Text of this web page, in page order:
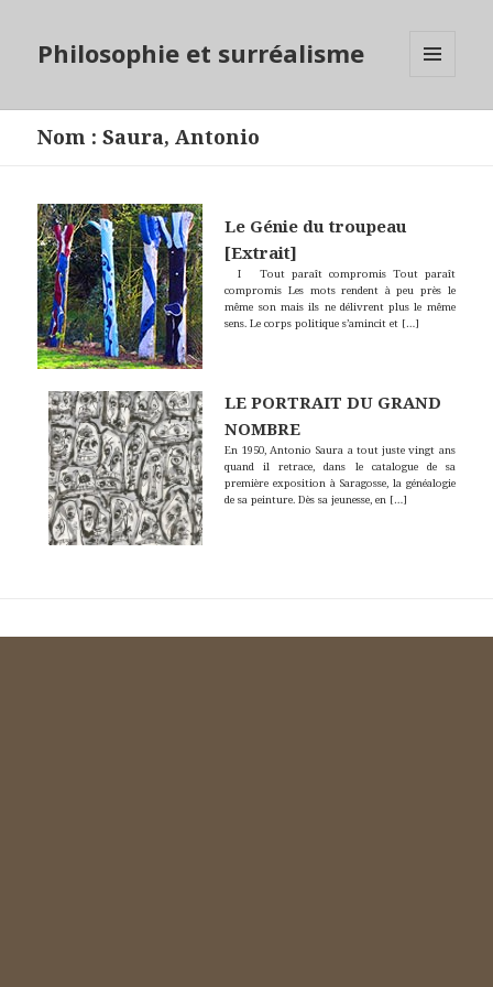
Philosophie et surréalisme
Nom :Saura, Antonio
Le Génie du troupeau
[Extrait]
I Tout paraît compromis Tout paraît
compromis Les mots rendent à peu près le
même son mais ils ne délivrent plus le même
sens. Le corps politique s’amincit et […]
LE PORTRAIT DU GRAND
NOMBRE
En 1950, Antonio Saura a tout juste vingt ans
quand il retrace, dans le catalogue de sa
première exposition à Saragosse, la généalogie
de sa peinture. Dès sa jeunesse, en […]